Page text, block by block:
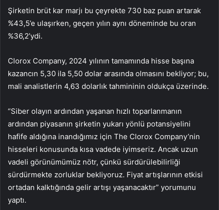
Şirketin brüt kar marjı bu çeyrekte 730 baz puan artarak
%43,5’e ulaşırken, geçen yılın aynı döneminde bu oran
%36,2’ydi.
Clorox Company, 2024 yılının tamamında hisse başına
kazancın 5,30 ila 5,50 dolar arasında olmasını bekliyor; bu,
mali analistlerin 4,63 dolarlık tahmininin oldukça üzerinde.
“Siber olayın ardından yaşanan hızlı toparlanmanın
ardından piyasanın şirketin yukarı yönlü potansiyelini
hafife aldığına inandığımız için The Clorox Company’nin
hisseleri konusunda kısa vadede iyimseriz. Ancak uzun
vadeli görünümümüz nötr, çünkü sürdürülebilirliği
sürdürmekte zorluklar bekliyoruz. Fiyat artışlarının etkisi
ortadan kalktığında gelir artışı yaşanacaktır” yorumunu
yaptı.